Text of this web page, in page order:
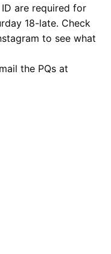
are required for
18-late. Check
to see what
the PQs at